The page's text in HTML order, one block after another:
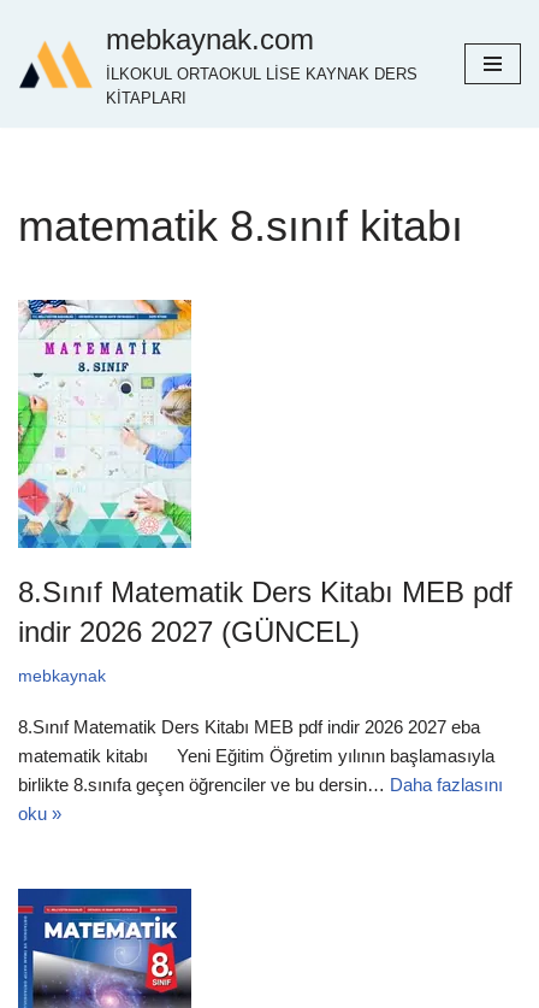
İçeriğe
geç
mebkaynak.com
İLKOKUL ORTAOKUL LİSE KAYNAK DERS
KİTAPLARI
matematik 8.sınıf kitabı
8.Sınıf Matematik Ders Kitabı MEB pdf
indir 2026 2027 (GÜNCEL)
mebkaynak
8.Sınıf Matematik Ders Kitabı MEB pdf indir 2026 2027 eba
matematik kitabı Yeni Eğitim Öğretim yılının başlamasıyla
birlikte 8.sınıfa geçen öğrenciler ve bu dersin… Daha fazlasını
oku »